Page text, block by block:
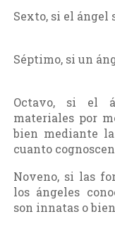
Sexto, si el ángel
Séptimo, si un
Octavo, si el
materiales por
bien mediante
cuanto
Noveno, si las
los ángeles
son innatas o